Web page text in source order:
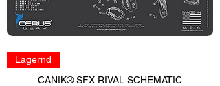
Lagernd
CANIK® SFX RIVAL SCHEMATIC